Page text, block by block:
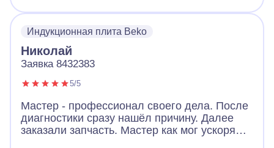
Индукционная плита Beko
Николай
Заявка 8432383
5/5
Мастер - профессионал своего дела. После
диагностики сразу нашёл причину. Далее
заказали запчасть. Мастер как мог ускорял